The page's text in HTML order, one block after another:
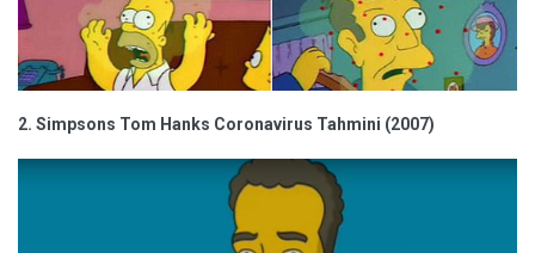
2. Simpsons Tom Hanks Coronavirus Tahmini (2007)